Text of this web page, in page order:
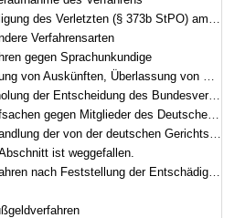
des Verletzten (§ 373b StPO) am Verfahren
Verfahrensarten
gegen Sprachunkundige
Überlassung von Kopien und Gewährung von Akteneinsicht
Entscheidung des Bundesverfassungsgerichts
Bundestages, der gesetzgebenden Körperschaften der Länder sowie des Europäischen Parlaments
von der deutschen Gerichtsbarkeit befreiten Personen
ist weggefallen.
nach dem Gesetz über die Entschädigung für Strafverfolgungsmaßnahmen